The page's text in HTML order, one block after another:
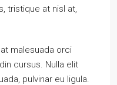
tristique at nisl at,
malesuada orci
cursus. Nulla elit
pulvinar eu ligula.